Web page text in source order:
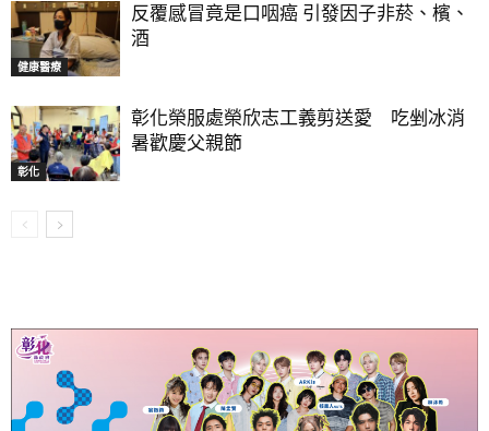
健康醫療
反覆感冒竟是口咽癌 引發因子非菸、檳、
酒
彰化
彰化榮服處榮欣志工義剪送愛 吃剉冰消
暑歡慶父親節